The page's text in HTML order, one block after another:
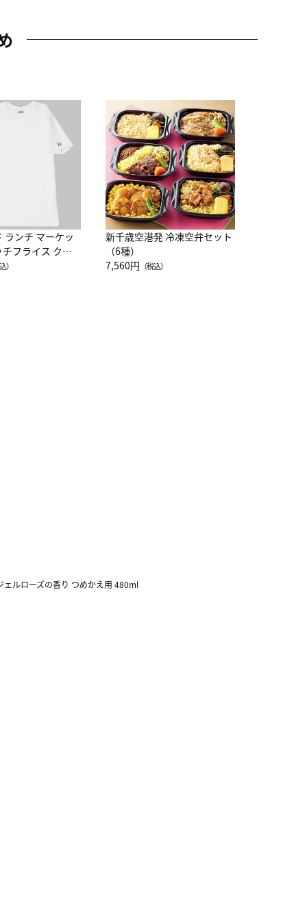
ランチ マーケッ
フライス クル
半袖Ｔシャツ
）
新千歳空港発 冷凍空弁セット
（6種）
7,560円 （税込）
ルローズの香り つめかえ用 480ml